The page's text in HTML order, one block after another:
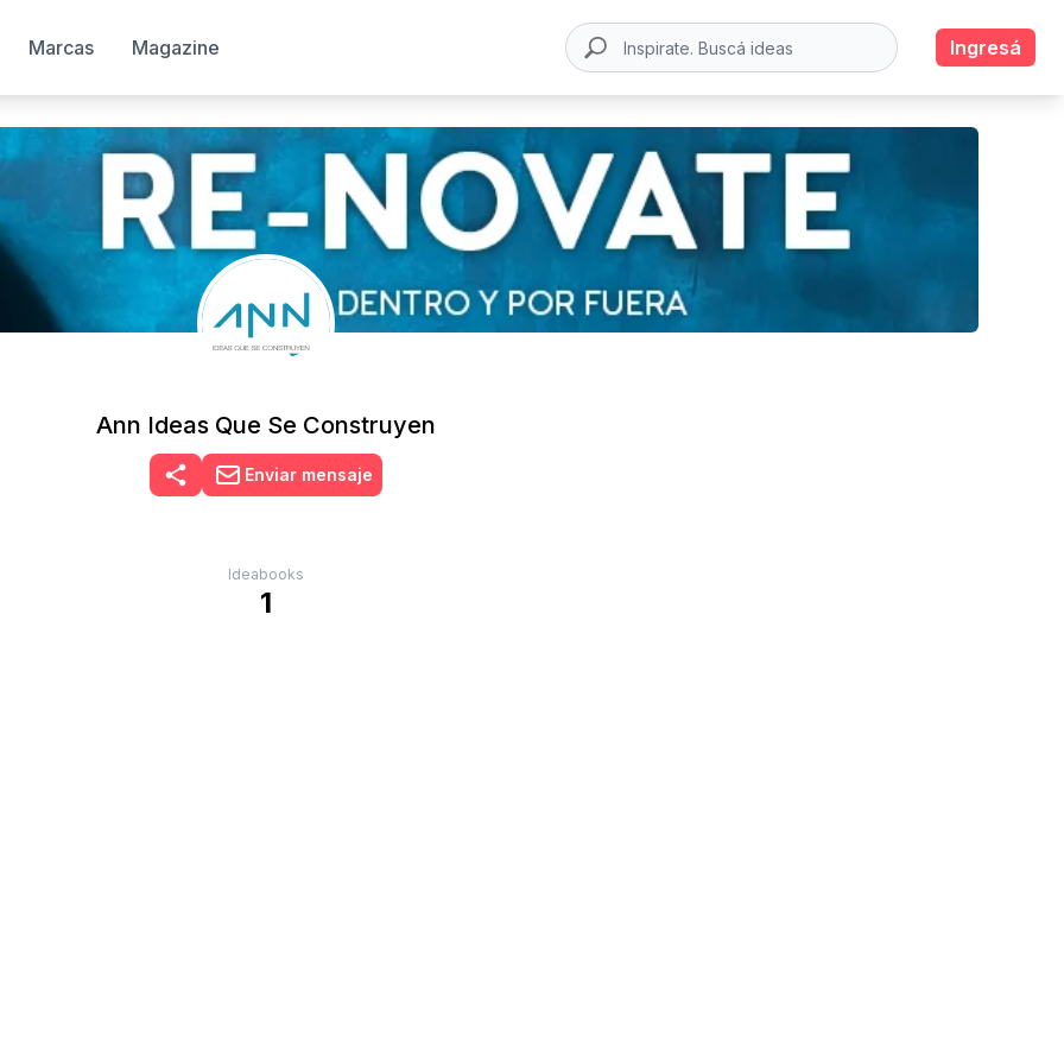
Marcas Magazine Ingresá
Ann Ideas Que Se Construyen
Enviar mensaje
Ideabooks
1